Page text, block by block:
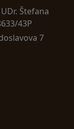
Štefana
43P
7